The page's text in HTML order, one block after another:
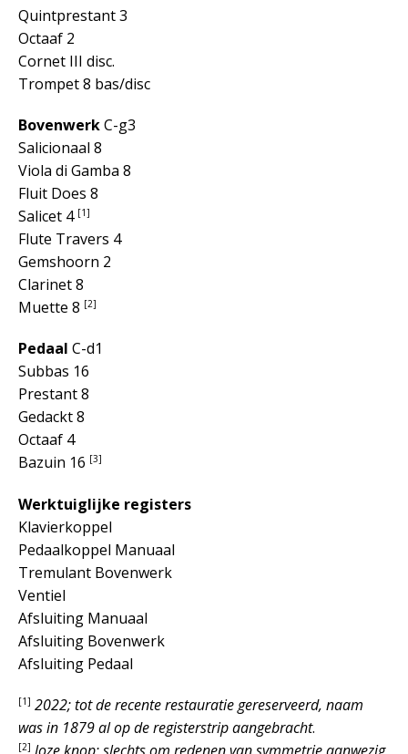
Quintprestant 3
Octaaf 2
Cornet III disc.
Trompet 8 bas/disc
BovenwerkC-g3
Salicionaal 8
Viola di Gamba 8
Fluit Does 8
Salicet 4 [1]
Flute Travers 4
Gemshoorn 2
Clarinet 8
Muette 8 [2]
Pedaal C-d1
Subbas 16
Prestant 8
Gedackt 8
Octaaf 4
Bazuin 16 [3]
Werktuiglijke registers
Klavierkoppel
Pedaalkoppel Manuaal
Tremulant Bovenwerk
Ventiel
Afsluiting Manuaal
Afsluiting Bovenwerk
Afsluiting Pedaal
[1] 2022; tot de recente restauratie gereserveerd, naam
was in 1879 al op de registerstrip aangebracht.
[2]